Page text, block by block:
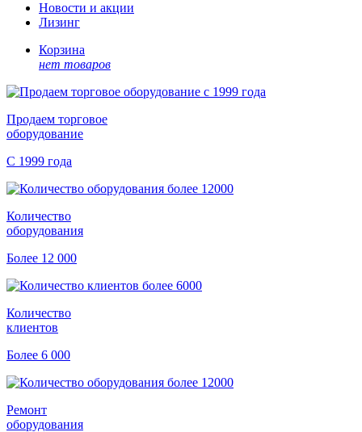
Новости и акции
Лизинг
Корзина
нет товаров
Продаем торговое
оборудование
С 1999 года
Количество
оборудования
Более 12 000
Количество
клиентов
Более 6 000
Ремонт
оборудования